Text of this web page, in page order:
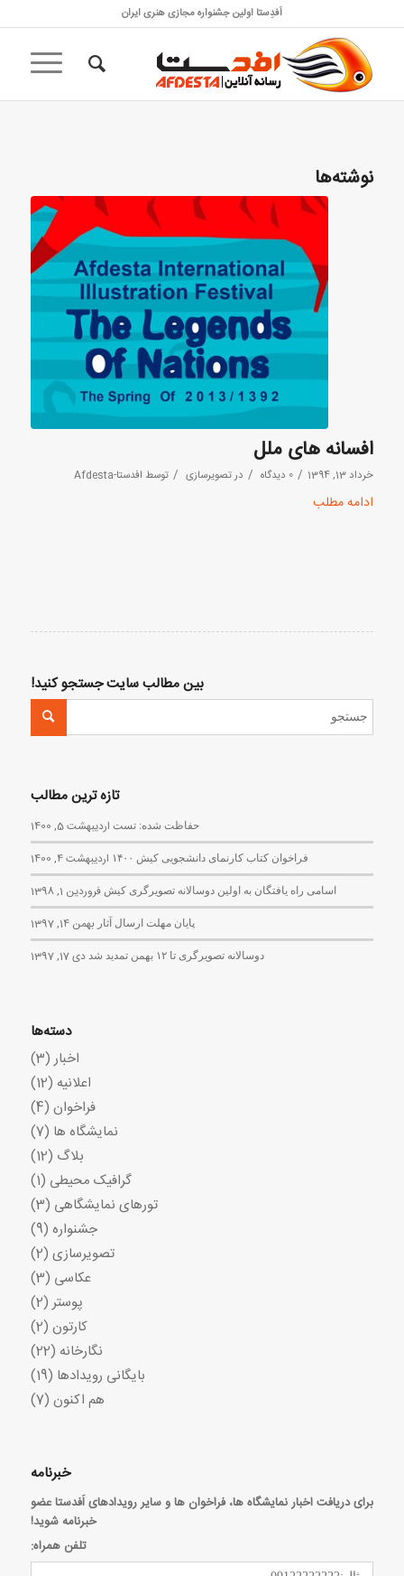
اَفدِستا اولین جشنواره مجازی هنری ایران
نوشته‌ها
افسانه های ملل
خرداد 13, 1394 / 0 دیدگاه / در تصویرسازی / توسط افدستا-Afdesta
ادامه مطلب
بین مطالب سایت جستجو کنید!
تازه ترین مطالب
حفاظت شده: تست اردیبهشت 5, 1400
فراخوان کتاب کارنمای دانشجویی کیش ۱۴۰۰ اردیبهشت 4, 1400
اسامی راه یافتگان به اولین دوسالانه تصویرگری کیش فروردین 1, 1398
پایان مهلت ارسال آثار بهمن 14, 1397
دوسالانه تصویرگری تا ۱۲ بهمن تمدید شد دی 17, 1397
دسته‌ها
اخبار (3)
اعلانیه (12)
فراخوان (4)
نمایشگاه ها (7)
بلاگ (12)
گرافیک محیطی (1)
تورهای نمایشگاهی (3)
جشنواره (9)
تصویرسازی (2)
عکاسی (3)
پوستر (2)
کارتون (2)
نگارخانه (22)
بایگانی رویدادها (19)
هم اکنون (7)
خبرنامه
برای دریافت اخبار نمایشگاه ها، فراخوان ها و سایر رویدادهای اَفدستا عضو
خبرنامه شوید!
تلفن همراه: